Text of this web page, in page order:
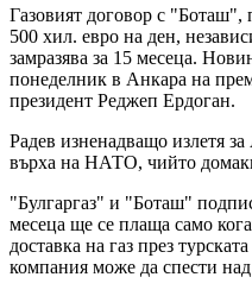
Газовият договор с "Боташ",
500 хил. евро на ден,
замразява за 15 месеца.
понеделник в Анкара на
президент Реджеп Ердоган.
Радев изненадващо излетя
върха на НАТО, чийто
"Булгаргаз" и "Боташ"
месеца ще се плаща само
доставка на газ през
компания може да спести